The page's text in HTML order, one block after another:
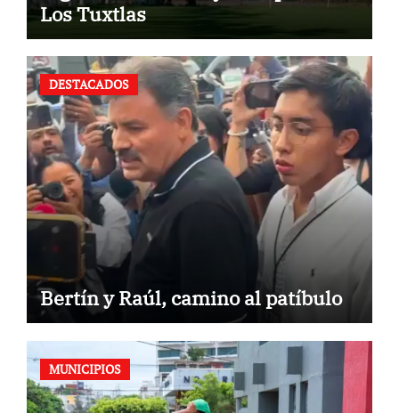
Los Tuxtlas
DESTACADOS
Bertín y Raúl, camino al patíbulo
MUNICIPIOS